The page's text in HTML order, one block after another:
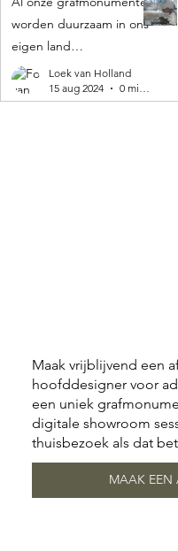
worden duurzaam in ons
eigen land
geproduceerd! 🌍
Loek van Holland
15 aug 2024
0 minuten om te lezen
Maak vrijblijvend een
hoofddesigner voor
een uniek
digitale showroom
thuisbezoek als dat
MAAK EEN